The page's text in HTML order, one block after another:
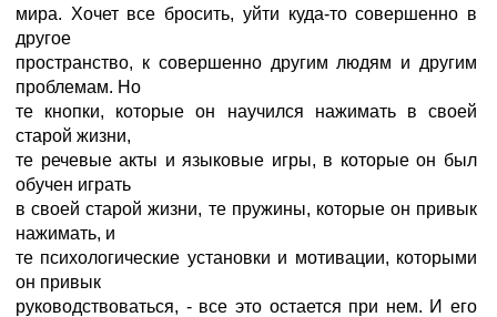
мира. Хочет все бросить, уйти куда-то совершенно в
другое
пространство, к совершенно другим людям и другим
проблемам. Но
те кнопки, которые он научился нажимать в своей
старой жизни,
те речевые акты и языковые игры, в которые он был
обучен играть
в своей старой жизни, те пружины, которые он привык
нажимать, и
те психологические установки и мотивации, которыми
он привык
руководствоваться, - все это остается при нем. И его